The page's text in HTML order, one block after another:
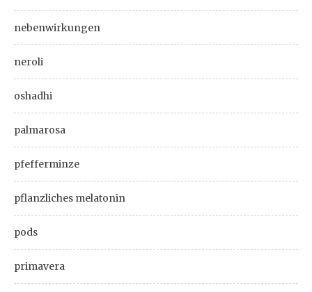
nebenwirkungen
neroli
oshadhi
palmarosa
pfefferminze
pflanzliches melatonin
pods
primavera